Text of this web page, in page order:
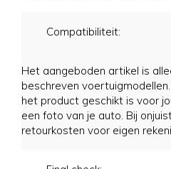
Compatibiliteit:
Het aangeboden artikel is
beschreven
het product geschikt is voor
een foto van je auto. Bij
retourkosten voor eigen